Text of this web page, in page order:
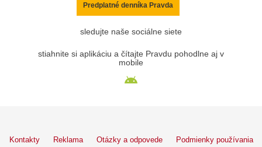
Predplatné denníka Pravda
sledujte naše sociálne siete
stiahnite si aplikáciu a čítajte Pravdu pohodlne aj v
mobile
Kontakty Reklama Otázky a odpovede Podmienky používania